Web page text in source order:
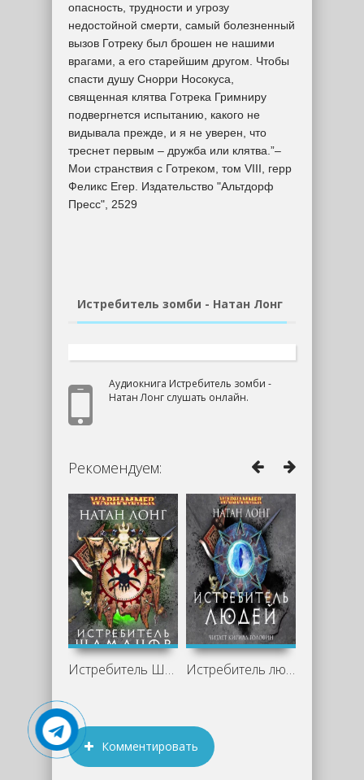
опасность, трудности и угрозу
недостойной смерти, самый болезненный
вызов Готреку был брошен не нашими
врагами, а его старейшим другом. Чтобы
спасти душу Снорри Носокуса,
священная клятва Готрека Гримниру
подвергнется испытанию, какого не
видывала прежде, и я не уверен, что
треснет первым – дружба или клятва.”–
Мои странствия с Готреком, том VIII, герр
Феликс Егер. Издательство "Альтдорф
Пресс", 2529
Истребитель зомби - Натан Лонг
Аудиокнига Истребитель зомби -
Натан Лонг слушать онлайн.
Рекомендуем:
Истребитель Шаманов - Натан Лонг Истребитель людей - Натан Лонг
Комментировать